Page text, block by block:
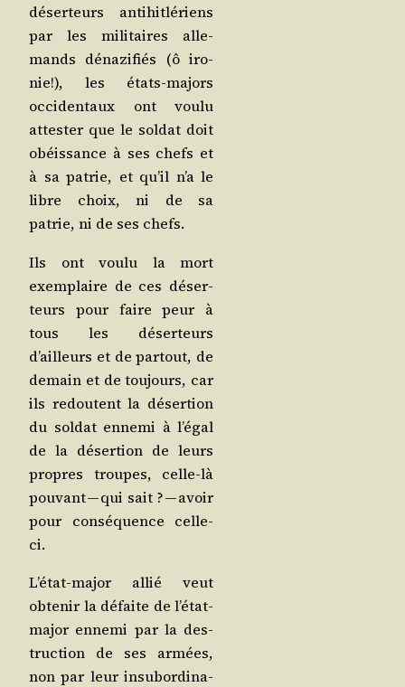
déser­teurs anti­hit­lé­riens
par les mili­taires alle­
mands déna­zi­fiés (ô iro­
nie!), les états-majors
occi­den­taux ont vou­lu
attes­ter que le sol­dat doit
obéis­sance à ses chefs et
à sa patrie, et qu’il n’a le
libre choix, ni de sa
patrie, ni de ses chefs.
Ils ont vou­lu la mort
exem­plaire de ces déser­
teurs pour faire peur à
tous les déser­teurs
d’ailleurs et de par­tout, de
demain et de tou­jours, car
ils redoutent la déser­tion
du sol­dat enne­mi à l’é­gal
de la déser­tion de leurs
propres troupes, celle-là
pou­vant — qui sait ? — avoir
pour consé­quence celle-
ci.
L’é­tat-major allié veut
obte­nir la défaite de l’é­tat-
major enne­mi par la des­
truc­tion de ses armées,
non par leur insu­bor­di­na­